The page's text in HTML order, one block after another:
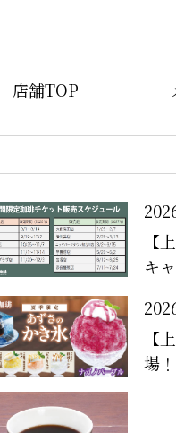
店舗TOP
【
キ
【
場！